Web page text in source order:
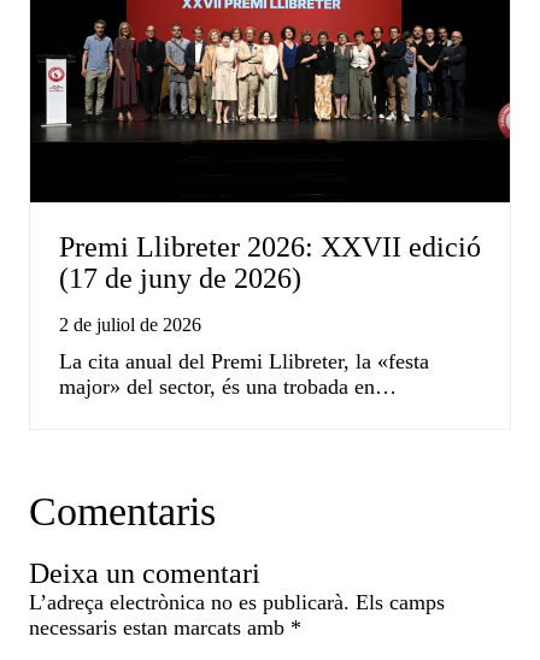
Premi Llibreter 2026: XXVII edició
(17 de juny de 2026)
2 de juliol de 2026
La cita anual del Premi Llibreter, la «festa
major» del sector, és una trobada en…
Comentaris
Deixa un comentari
L’adreça electrònica no es publicarà. Els camps
necessaris estan marcats amb *